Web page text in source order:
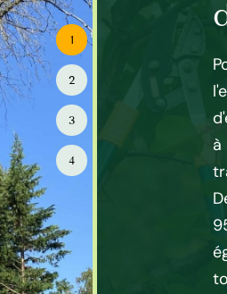
pas, il existe des
d’arbre. Il faut éviter
de sève (début
en repos de l’arbre
pour les feuillus. L’hiver
à tout type d’élagage
sont en repos végétatif.
pas de période
font toute l’année.
à
1
2
3
4